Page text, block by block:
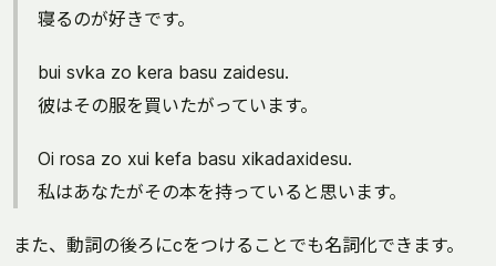
寝るのが好きです。
bui svka zo kera basu zaidesu.
彼はその服を買いたがっています。
Oi rosa zo xui kefa basu xikadaxidesu.
私はあなたがその本を持っていると思います。
また、動詞の後ろにcをつけることでも名詞化できます。